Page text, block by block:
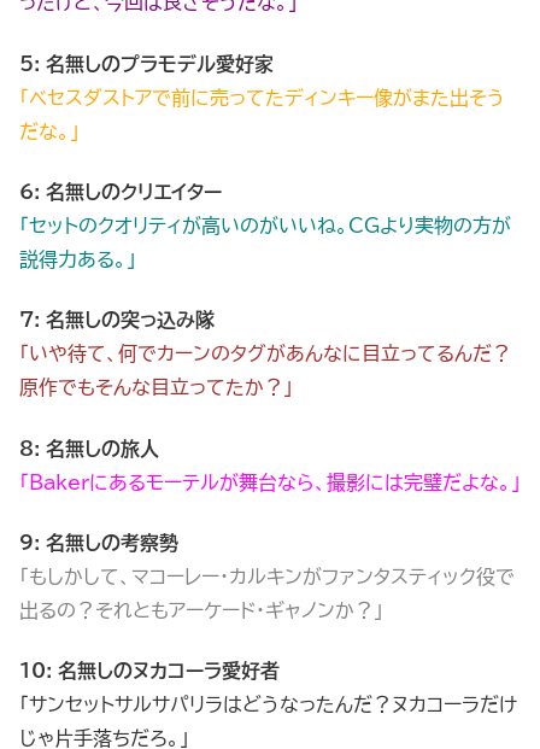
5: 名無しのプラモデル愛好家
「ベセスダストアで前に売ってたディンキー像がまた出そう
だな。」
6: 名無しのクリエイター
「セットのクオリティが高いのがいいね。CGより実物の方が
説得力ある。」
7: 名無しの突っ込み隊
「いや待て、何でカーンのタグがあんなに目立ってるんだ？
原作でもそんな目立ってたか？」
8: 名無しの旅人
「Bakerにあるモーテルが舞台なら、撮影には完璧だよな。」
9: 名無しの考察勢
「もしかして、マコーレー・カルキンがファンタスティック役で
出るの？それともアーケード・ギャノンか？」
10: 名無しのヌカコーラ愛好者
「サンセットサルサパリラはどうなったんだ？ヌカコーラだけ
じゃ片手落ちだろ。」